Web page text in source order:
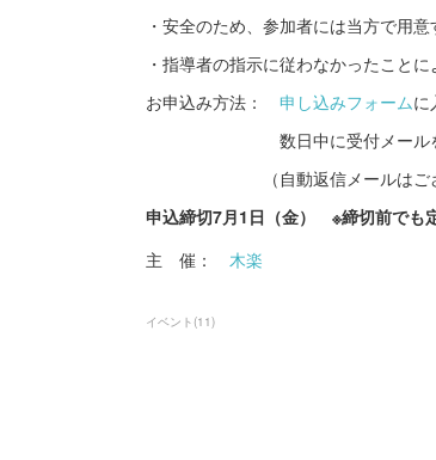
・安全のため、参加者には当方で用
・指導者の指示に従わなかったこと
お申込み方法： 申し込みフォームに
数日中に受付メールをお送
（自動返信メールはござい
申込締切7月1日（金） ※締切前でも
主 催： 木楽
イベント (11)